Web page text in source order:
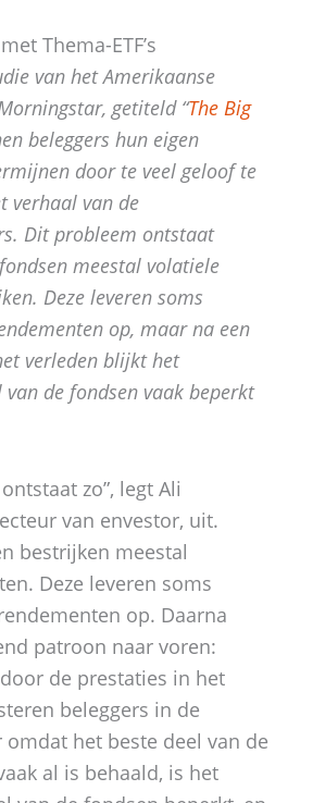
Thema-ETF’s
van het Amerikaanse
getiteld “The Big
beleggers hun eigen
door te veel geloof te
verhaal van de
Dit probleem ontstaat
meestal volatiele
Deze leveren soms
op, maar na een
verleden blijkt het
de fondsen vaak beperkt
zo”, legt Ali
van envestor, uit.
bestrijken meestal
Deze leveren soms
op. Daarna
patroon naar voren:
de prestaties in het
beleggers in de
het beste deel van de
al is behaald, is het